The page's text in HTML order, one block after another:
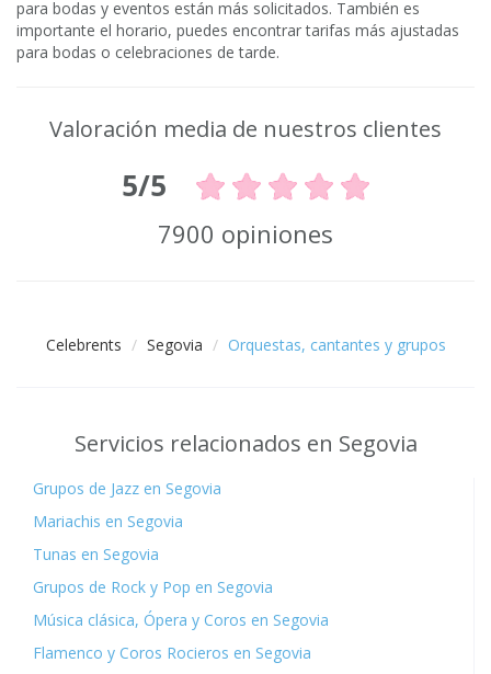
para bodas y eventos están más solicitados. También es
importante el horario, puedes encontrar tarifas más ajustadas
para bodas o celebraciones de tarde.
Valoración media de nuestros clientes
5/5
7900 opiniones
Celebrents Segovia Orquestas, cantantes y grupos
Servicios relacionados en Segovia
Grupos de Jazz en Segovia
Mariachis en Segovia
Tunas en Segovia
Grupos de Rock y Pop en Segovia
Música clásica, Ópera y Coros en Segovia
Flamenco y Coros Rocieros en Segovia